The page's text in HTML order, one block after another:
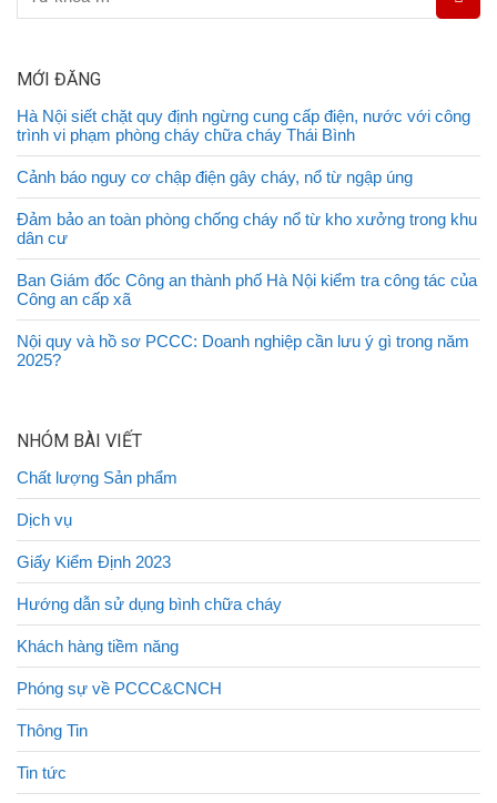
MỚI ĐĂNG
Hà Nội siết chặt quy định ngừng cung cấp điện, nước với công
trình vi phạm phòng cháy chữa cháy Thái Bình
Cảnh báo nguy cơ chập điện gây cháy, nổ từ ngập úng
Đảm bảo an toàn phòng chống cháy nổ từ kho xưởng trong khu
dân cư
Ban Giám đốc Công an thành phố Hà Nội kiểm tra công tác của
Công an cấp xã
Nội quy và hồ sơ PCCC: Doanh nghiệp cần lưu ý gì trong năm
2025?
NHÓM BÀI VIẾT
Chất lượng Sản phẩm
Dịch vụ
Giấy Kiểm Định 2023
Hướng dẫn sử dụng bình chữa cháy
Khách hàng tiềm năng
Phóng sự về PCCC&CNCH
Thông Tin
Tin tức